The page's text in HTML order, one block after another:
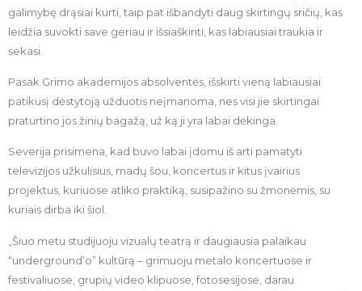
galimybę drąsiai kurti, taip pat išbandyti daug skirtingų sričių, kas
leidžia suvokti save geriau ir išsiaškinti, kas labiausiai traukia ir
sekasi.
Pasak Grimo akademijos absolventės, išskirti vieną labiausiai
patikusį dėstytoją užduotis neįmanoma, nes visi jie skirtingai
praturtino jos žinių bagažą, už ką ji yra labai dėkinga.
Severija prisimena, kad buvo labai įdomu iš arti pamatyti
televizijos užkulisius, madų šou, koncertus ir kitus įvairius
projektus, kuriuose atliko praktiką, susipažino su žmonėmis, su
kuriais dirba iki šiol.
„Šiuo metu studijuoju vizualų teatrą ir daugiausia palaikau
“underground’o” kultūrą – grimuoju metalo koncertuose ir
festivaliuose, grupių video klipuose, fotosesijose, darau